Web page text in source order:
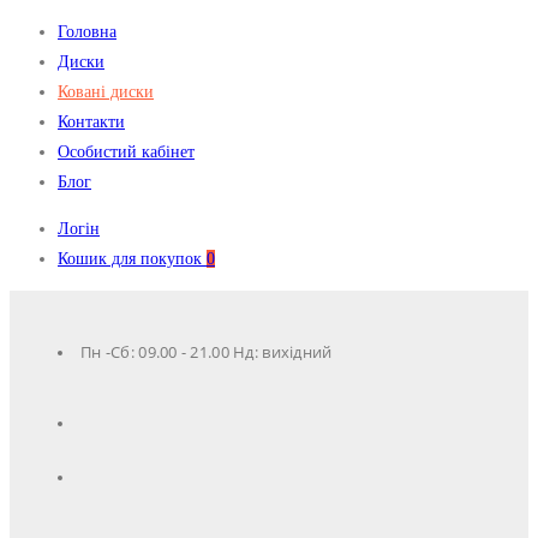
Головна
Диски
Ковані диски
Контакти
Особистий кабінет
Блог
Логін
Кошик для покупок 0
Пн -Сб: 09.00 - 21.00 Нд: вихідний